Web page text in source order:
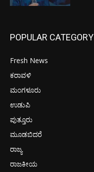
POPULAR CATEGORY
Fresh News
ಕರಾವಳಿ
ಮಂಗಳೂರು
ಉಡುಪಿ
ಪುತ್ತೂರು
ಮೂಡಬಿದರೆ
ರಾಜ್ಯ
ರಾಜಕೀಯ